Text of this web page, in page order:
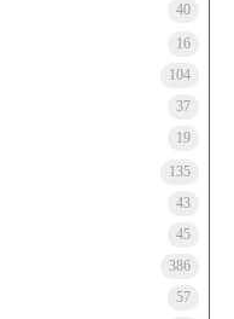
40
16
104
37
19
135
43
45
386
57